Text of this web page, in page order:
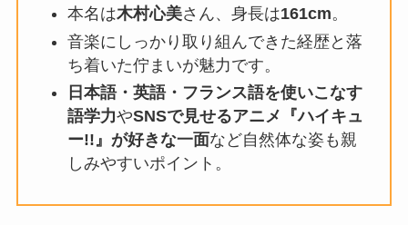
本名は木村心美さん、身長は161cm。
音楽にしっかり取り組んできた経歴と落
ち着いた佇まいが魅力です。
日本語・英語・フランス語を使いこなす
語学力やSNSで見せるアニメ『ハイキュ
ー!!』が好きな一面など自然体な姿も親
しみやすいポイント。